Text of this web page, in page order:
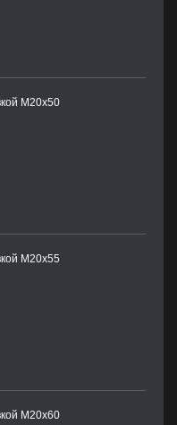
М20х50
М20х55
М20х60